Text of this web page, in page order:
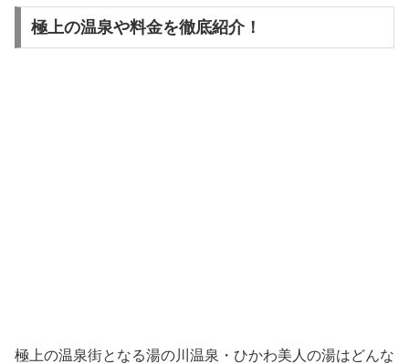
極上の温泉や料金を徹底紹介！
極上の温泉街となる湯の川温泉・ひかわ美人の湯はどんな